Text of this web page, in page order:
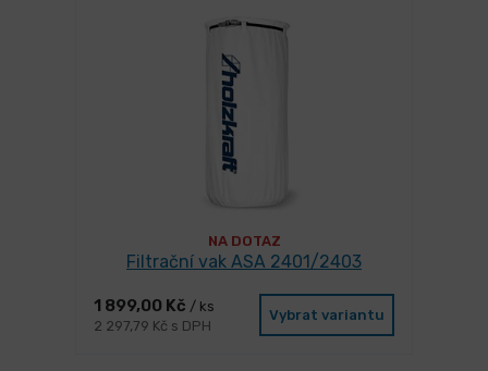
NA DOTAZ
Filtrační vak ASA 2401/2403
1 899,00 Kč / ks
2 297,79 Kč s DPH
Vybrat variantu